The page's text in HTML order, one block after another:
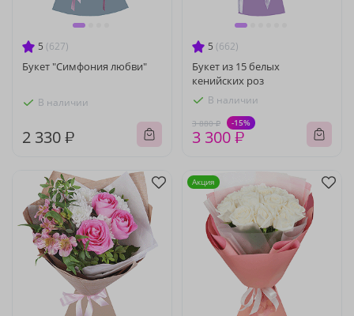
5 (627)
Букет "Симфония любви"
В наличии
2 330 ₽
5 (662)
Букет из 15 белых
кенийских роз
В наличии
3 880 ₽ -15%
3 300 ₽
Акция